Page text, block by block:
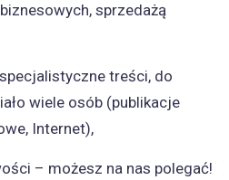
sprzedażą
treści, do
wiele osób (publikacje
Internet),
– możesz na nas polegać!